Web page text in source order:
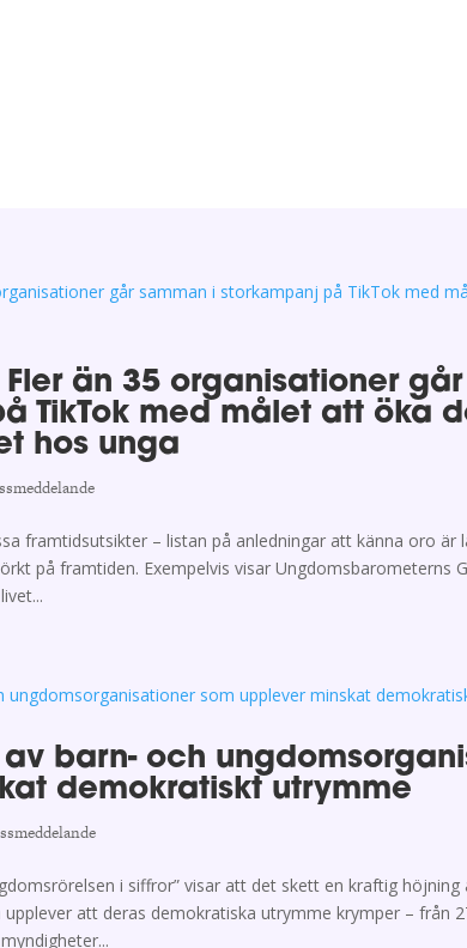
än 35 organisationer
TikTok med målet att öka
hos unga
framtidsutsikter – listan på anledningar att känna oro är
på framtiden. Exempelvis visar Ungdomsbarometerns
barn- och
demokratiskt utrymme
i siffror” visar att det skett en kraftig höjning
att deras demokratiska utrymme krymper – från